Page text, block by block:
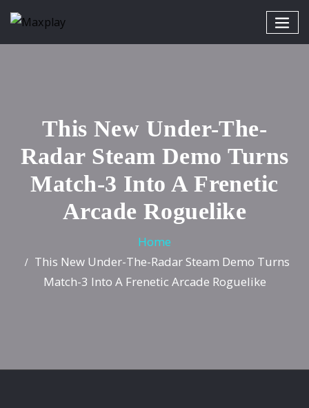
This New Under-The-
Radar Steam Demo Turns
Match-3 Into A Frenetic
Arcade Roguelike
Home
This New Under-The-Radar Steam Demo Turns
Match-3 Into A Frenetic Arcade Roguelike